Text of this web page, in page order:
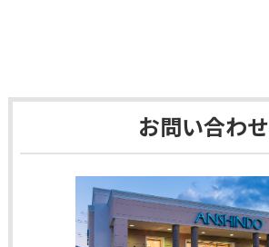
お問い合わせ